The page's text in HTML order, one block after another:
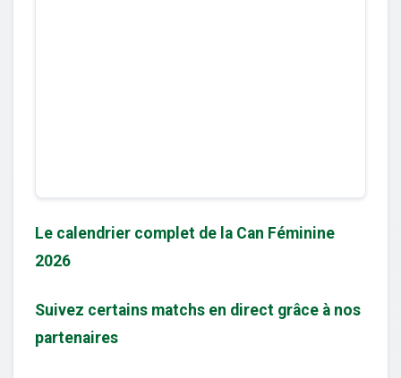
Le calendrier complet de la Can Féminine
2026
Suivez certains matchs en direct grâce à nos
partenaires